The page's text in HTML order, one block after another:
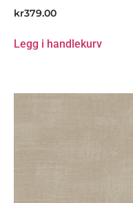
kr379.00
Legg i handlekurv